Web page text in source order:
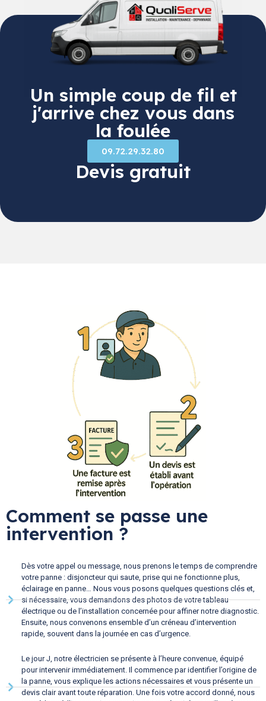
Un simple coup de fil et
j'arrive chez vous dans
la foulée
09.72.29.32.80
Devis gratuit
Comment se passe une
intervention ?
Dès votre appel ou message, nous prenons le temps de comprendre
votre panne : disjoncteur qui saute, prise qui ne fonctionne plus,
éclairage en panne… Nous vous posons quelques questions clés et,
si nécessaire, vous demandons des photos de votre tableau
électrique ou de l’installation concernée pour affiner notre diagnostic.
Ensuite, nous convenons ensemble d’un créneau d’intervention
rapide, souvent dans la journée en cas d’urgence.
Le jour J, notre électricien se présente à l’heure convenue, équipé
pour intervenir immédiatement. Il commence par identifier l’origine de
la panne, vous explique les actions nécessaires et vous présente un
devis clair avant toute réparation. Une fois votre accord donné, nous